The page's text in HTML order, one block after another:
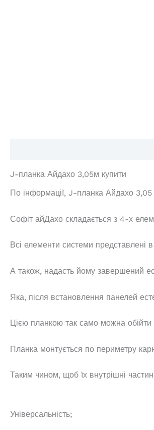
J-планка Айдахо 3,05м купити
По інформації, J-планка Айдахо
Софіт айДахо складається з 4-х
Всі елементи системи представлені
А також, надасть йому завершений
Яка, після встановлення панелей
Цією планкою так само можна обійти
Планка монтується по периметру
Таким чином, щоб їх внутрішні
Універсальність;